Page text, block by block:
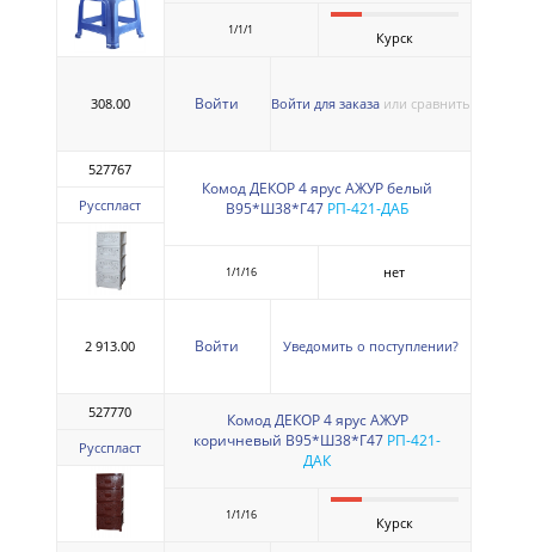
1/1/1 Курск
308.00 Войти Войти для заказа или сравнить
527767
Русспласт
Комод ДЕКОР 4 ярус АЖУР белый
В95*Ш38*Г47 РП-421-ДАБ
1/1/16 нет
2 913.00 Войти Уведомить о поступлении?
527770
Русспласт
Комод ДЕКОР 4 ярус АЖУР
коричневый В95*Ш38*Г47 РП-421-
ДАК
1/1/16 Курск